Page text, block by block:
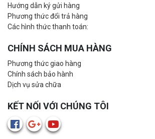
Hướng dẫn ký gửi hàng
Phương thức đổi trả hàng
Các hình thức thanh toán:
CHÍNH SÁCH MUA HÀNG
Phương thức giao hàng
Chính sách bảo hành
Dịch vụ sửa chữa
KẾT NỐI VỚI CHÚNG TÔI